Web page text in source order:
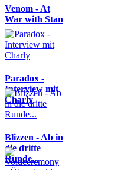
Venom - At
War with Stan
Paradox -
Interview mit
Charly
Blizzen - Ab in
die dritte
Runde...